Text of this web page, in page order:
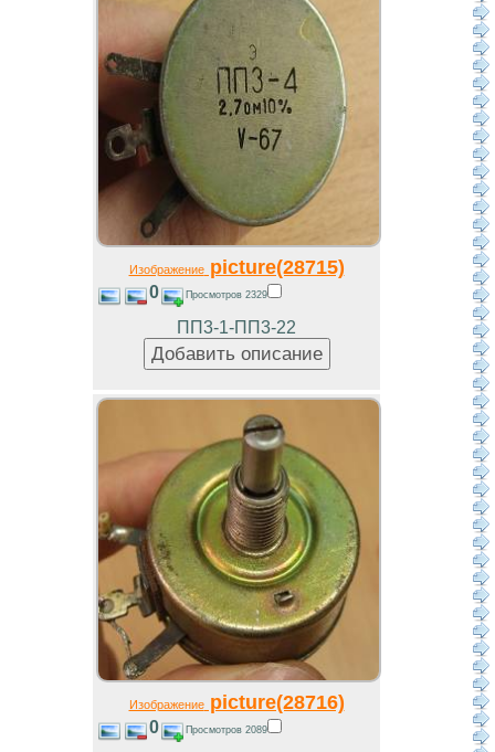
Изображениеpicture(28715)
0 Просмотров 2329
ПП3-1-ПП3-22
Изображениеpicture(28716)
0 Просмотров 2089